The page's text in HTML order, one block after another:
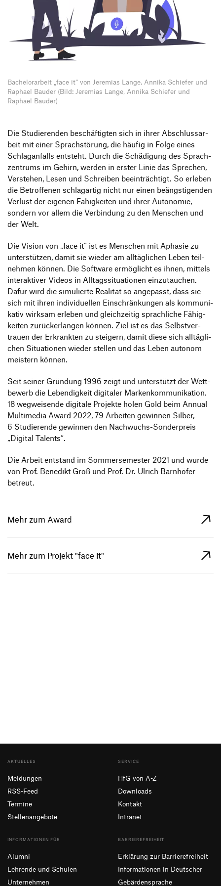
Unternehmen
HfG-Netzwerk
Downloads
Informationsveranstaltungen
Bache­lor­ar­beit face it“ von Jere­mias Lange, Annika Schiefer und
Raphael Bauder (Bild: Jeremias Lange, Annika Schiefer und
Raphael Bauder)
Die Studie­renden beschäf­tigten sich in ihrer Abschluss­ar­
beit mit einer Sprach­stö­rung, die häufig in Folge eines
Schlag­an­falls entsteht. Durch die Schä­di­gung des Sprach­
zen­trums im Gehirn, werden in erster Linie das Spre­chen,
Verstehen, Lesen und Schreiben beein­träch­tigt. So erleben
die Betrof­fenen schlag­artig nicht nur einen beängs­ti­genden
Verlust der eigenen Fähig­keiten und ihrer Auto­nomie,
sondern vor allem die Verbin­dung zu den Menschen und
der Welt.
Die Vision von „face it“ ist es Menschen mit Aphasie zu
unter­stützen, damit sie wieder am alltäg­li­chen Leben teil­
nehmen können. Die Soft­ware ermög­licht es ihnen, mittels
inter­ak­tiver Videos in Alltags­si­tua­tionen einzu­tau­chen.
Dafür wird die simu­lierte Realität so ange­passt, dass sie
sich mit ihren indi­vi­du­ellen Einschrän­kungen als kommu­ni­
kativ wirksam erleben und gleich­zeitig sprach­liche Fähig­
keiten zurück­er­langen können. Ziel ist es das Selbst­ver­
trauen der Erkrankten zu stei­gern, damit diese sich alltäg­li­
chen Situa­tionen wieder stellen und das Leben autonom
meis­tern können.
Seit seiner Grün­dung 1996 zeigt und unter­stützt der Wett­
be­werb die Leben­dig­keit digi­taler Marken­kom­mu­ni­ka­tion.
18 wegwei­sende digi­tale Projekte holen Gold beim Annual
Multi­media Award 2022, 79 Arbeiten gewinnen Silber,
6 Studie­rende gewinnen den Nach­wuchs-Sonder­preis
„Digital Talents“.
Die Arbeit entstand im Sommer­se­mester 2021 und wurde
von Prof. Bene­dikt Groß und Prof. Dr. Ulrich Barn­höfer
betreut.
Mehr zum Award
Mehr zum Projekt "face it"
AKTUELLES
Meldungen
RSS-Feed
Termine
Stellenangebote
SERVICE
HfG von A-Z
Downloads
Kontakt
Intranet
INFORMATIONEN FÜR
Alumni
Lehrende und Schulen
Unternehmen
BARRIEREFREIHEIT
Erklärung zur Barrierefreiheit
Informationen in Deutscher
Gebärdensprache